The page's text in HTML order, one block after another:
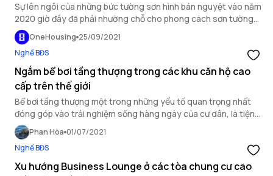
Sự lên ngôi của những bức tường sơn hình bán nguyệt vào năm
2020 giờ đây đã phải nhường chỗ cho phong cách sơn tường
mới theo kiểu chấm tròn “ngẫu hứng”. Cùng myLiving khám phá
xu hướng DIY mới của các bạn trẻ ở Mỹ.
OneHousing 25/09/2021
Nghề BĐS
Ngắm bể bơi tầng thượng trong các khu căn hộ cao
cấp trên thế giới
Bể bơi tầng thượng một trong những yếu tố quan trọng nhất
đóng góp vào trải nghiệm sống hàng ngày của cư dân, là tiện
ích khẳng định tính chất cao cấp của khu căn hộ.
Phan Hòa 01/07/2021
Nghề BĐS
Xu hướng Business Lounge ở các tòa chung cư cao